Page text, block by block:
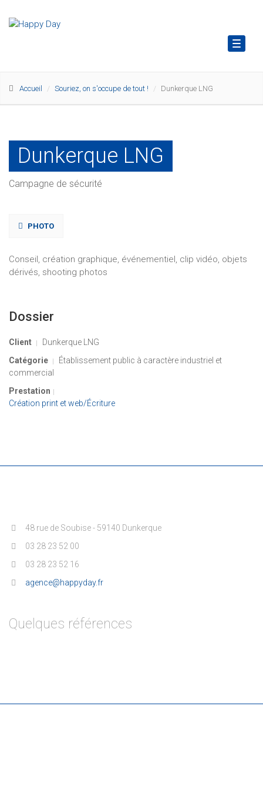
Toggle
Accueil Souriez, on s'occupe de tout ! Dunkerque LNG
Dunkerque LNG
Campagne de sécurité
PHOTO
Conseil, création graphique, événementiel, clip vidéo, objets
dérivés, shooting photos
Dossier
Client
Dunkerque LNG
Catégorie
Établissement public à caractère industriel et
commercial
Prestation
Création print et web/Écriture
48 rue de Soubise - 59140 Dunkerque
03 28 23 52 00
03 28 23 52 16
agence@happyday.fr
Quelques références